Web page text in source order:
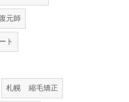
元師
ト
札幌 縮毛矯正